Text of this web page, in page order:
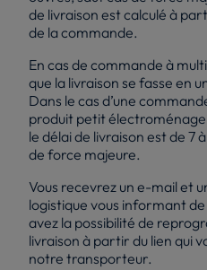
de livraison est calculé à
de la commande.
En cas de commande à
que la livraison se fasse en
Dans le cas d’une
produit petit
le délai de livraison est de 7
de force majeure.
Vous recevrez un e-mail et
logistique vous informant
avez la possibilité de
livraison à partir du lien qui
notre transporteur.